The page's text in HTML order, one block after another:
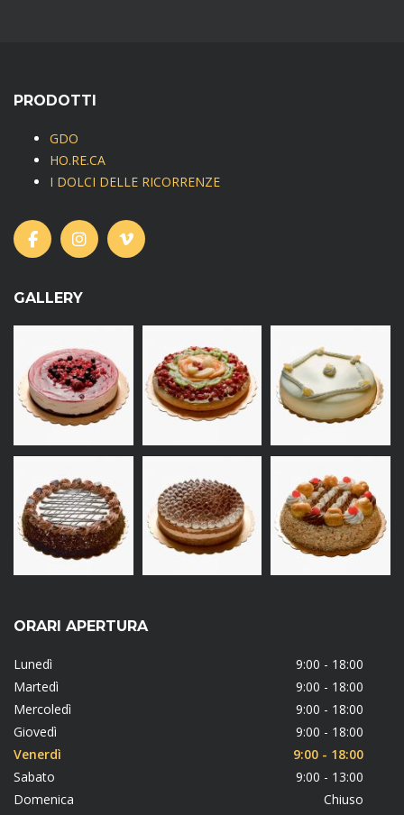
PRODOTTI
GDO
HO.RE.CA
I DOLCI DELLE RICORRENZE
GALLERY
ORARI APERTURA
Lunedì
9:00 - 18:00
Martedì
9:00 - 18:00
Mercoledì
9:00 - 18:00
Giovedì
9:00 - 18:00
Venerdì
9:00 - 18:00
Sabato
9:00 - 13:00
Domenica
Chiuso